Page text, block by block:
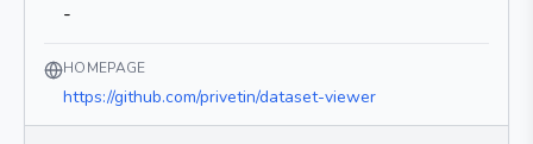
-
HOMEPAGE
https://github.com/privetin/dataset-viewer